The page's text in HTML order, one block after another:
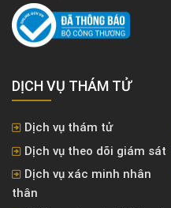
DỊCH VỤ THÁM TỬ
Dịch vụ thám tử
Dịch vụ theo dõi giám sát
Dịch vụ xác minh nhân
thân